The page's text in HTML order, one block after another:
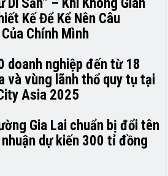
Di Sản” – Khi Không Gian
Kế Để Kể Nên Câu
Chính Mình
doanh nghiệp đến từ 18
và vùng lãnh thổ quy tụ tại
Asia 2025
Gia Lai chuẩn bị đổi tên
dự kiến 300 tỉ đồng